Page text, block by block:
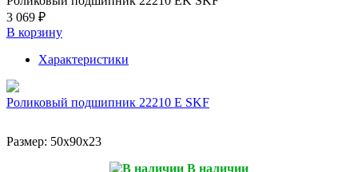
3 069 ₽
В корзину
Характеристики
Роликовый подшипник 22210 E SKF
Размер: 50x90x23
В наличии